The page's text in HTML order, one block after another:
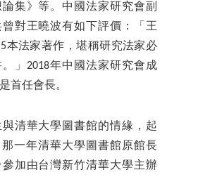
論集》等。中國法家研究會副
對王曉波有如下評價：「王
本法家著作，堪稱研究法家必
」2018年中國法家研究會成
首任會長。
清華大學圖書館的情緣，起
那一年清華大學圖書館原館長
加由台灣新竹清華大學主辦